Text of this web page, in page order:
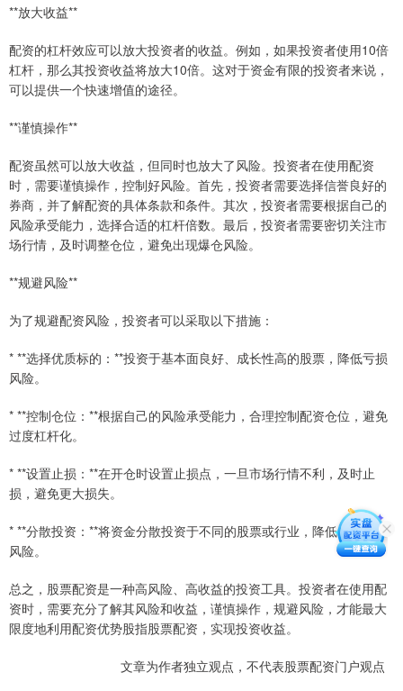
**放大收益**
配资的杠杆效应可以放大投资者的收益。例如，如果投资者使用10倍
杠杆，那么其投资收益将放大10倍。这对于资金有限的投资者来说，
可以提供一个快速增值的途径。
**谨慎操作**
配资虽然可以放大收益，但同时也放大了风险。投资者在使用配资
时，需要谨慎操作，控制好风险。首先，投资者需要选择信誉良好的
券商，并了解配资的具体条款和条件。其次，投资者需要根据自己的
风险承受能力，选择合适的杠杆倍数。最后，投资者需要密切关注市
场行情，及时调整仓位，避免出现爆仓风险。
**规避风险**
为了规避配资风险，投资者可以采取以下措施：
* **选择优质标的：**投资于基本面良好、成长性高的股票，降低亏损
风险。
* **控制仓位：**根据自己的风险承受能力，合理控制配资仓位，避免
过度杠杆化。
* **设置止损：**在开仓时设置止损点，一旦市场行情不利，及时止
损，避免更大损失。
* **分散投资：**将资金分散投资于不同的股票或行业，降低单一标的
风险。
总之，股票配资是一种高风险、高收益的投资工具。投资者在使用配
资时，需要充分了解其风险和收益，谨慎操作，规避风险，才能最大
限度地利用配资优势股指股票配资，实现投资收益。
文章为作者独立观点，不代表股票配资门户观点